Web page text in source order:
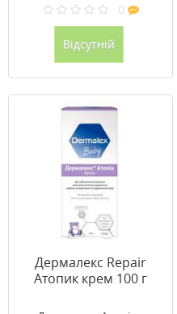
0
Відсутній
Дермалекс Repair
Атопик крем 100 г